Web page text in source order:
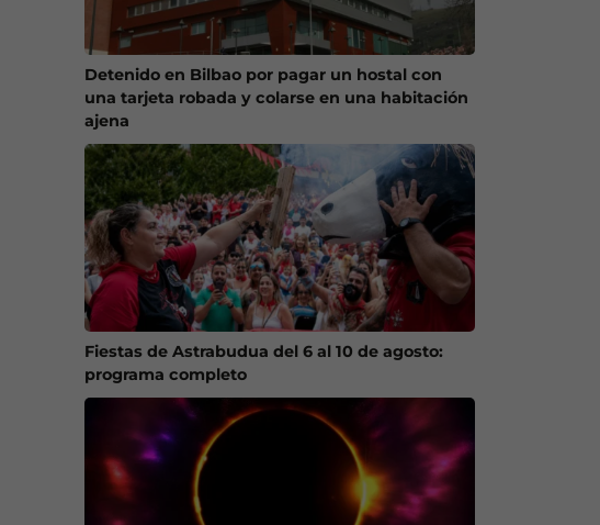
Detenido en Bilbao por pagar un hostal con
una tarjeta robada y colarse en una habitación
ajena
Fiestas de Astrabudua del 6 al 10 de agosto:
programa completo